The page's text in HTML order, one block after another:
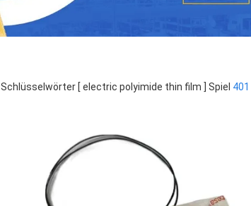
Schlüsselwörter [ electric polyimide thin film ] Spiel 401